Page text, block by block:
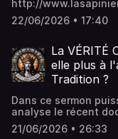
http://
22/06/2026 • 17:40
La VÉRITÉ
elle plus à
Tradition ?
Dans ce sermon
analyse le récent
de la Foi qui
la Fraternité
21/06/2026 • 26:33